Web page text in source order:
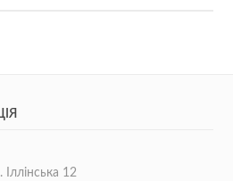
Іллінська 12